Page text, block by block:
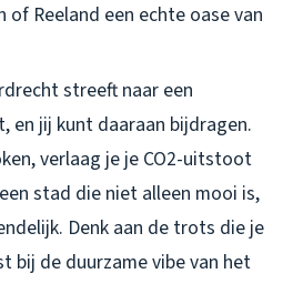
of Reeland een echte oase van
streeft naar een
en jij kunt daaraan bijdragen.
verlaag je je CO2-uitstoot
stad die niet alleen mooi is,
Denk aan de trots die je
bij de duurzame vibe van het